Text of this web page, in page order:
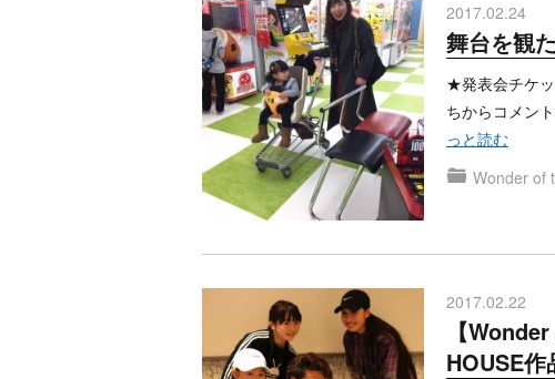
2017.02.24
舞台を観
★発表会チケ
ちからコメン
っと読む
Wonder of
2017.02.22
【
HOUSE作